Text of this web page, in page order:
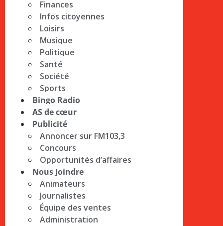
Finances
Infos citoyennes
Loisirs
Musique
Politique
Santé
Société
Sports
Bingo Radio
AS de cœur
Publicité
Annoncer sur FM103,3
Concours
Opportunités d’affaires
Nous Joindre
Animateurs
Journalistes
Équipe des ventes
Administration